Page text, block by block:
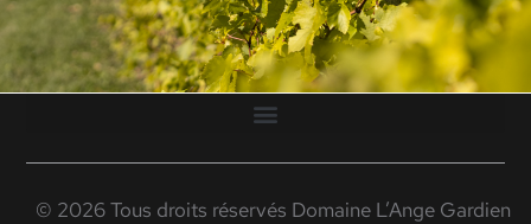
© 2026 Tous droits réservés Domaine L’Ange Gardien